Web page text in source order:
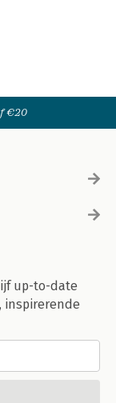
€20
up-to-date
inspirerende